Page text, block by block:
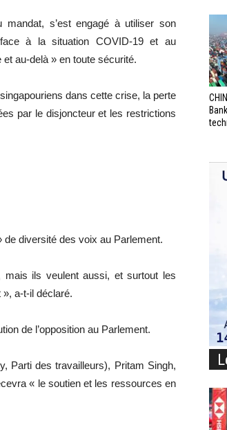
s’est engagé à utiliser son
à la situation COVID-19 et au
au-delà » en toute sécurité.
dans cette crise, la perte
par le disjoncteur et les restrictions
de diversité des voix au Parlement.
mais ils veulent aussi, et surtout les
a-t-il déclaré.
de l’opposition au Parlement.
Parti des travailleurs), Pritam Singh,
« le soutien et les ressources en